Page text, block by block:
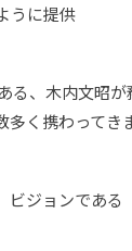
うに提供
る、木内文昭
く携わって
ジョンであ